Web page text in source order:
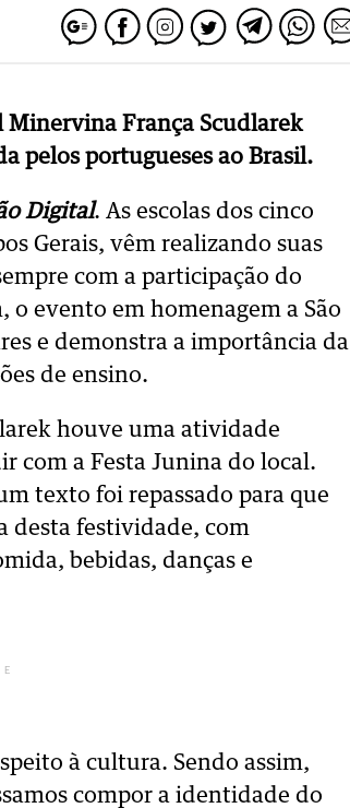
França Scudlarek
pelos portugueses ao Brasil.
Digital. As escolas dos cinco
Gerais, vêm realizando suas
com a participação do
o evento em homenagem a São
e demonstra a importância da
de ensino.
houve uma atividade
com a Festa Junina do local.
texto foi repassado para que
desta festividade, com
bebidas, danças e
à cultura. Sendo assim,
compor a identidade do